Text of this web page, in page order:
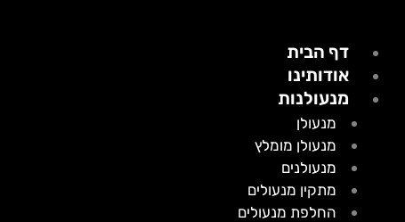
דף הבית
אודותינו
מנעולנות
מנעולן
מנעולן מומלץ
מנעולנים
מתקין מנעולים
החלפת מנעולים